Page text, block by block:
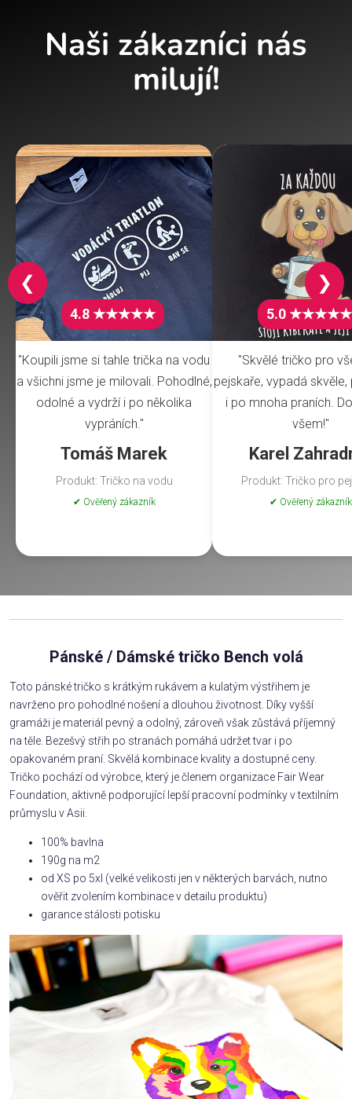
Naši zákazníci nás
milují!
4.8 ★★★★★
"Koupili jsme si tahle trička na vodu
a všichni jsme je milovali. Pohodlné,
odolné a vydrží i po několika
vypráních."
Tomáš Marek
Produkt: Tričko na vodu
✔ Ověřený zákazník
5.0 ★★★★★
"Skvělé tričko pro
pejskaře, vypadá
i po mnoha praních.
všem!"
Karel
Produkt: Tričko pro
✔ Ověřený zákazník
❮ ❯
Pánské / Dámské tričko Bench volá
Toto pánské tričko s krátkým rukávem a kulatým výstřihem je
navrženo pro pohodlné nošení a dlouhou životnost. Díky vyšší
gramáži je materiál pevný a odolný, zároveň však zůstává příjemný
na těle. Bezešvý střih po stranách pomáhá udržet tvar i po
opakovaném praní. Skvělá kombinace kvality a dostupné ceny.
Tričko pochází od výrobce, který je členem organizace Fair Wear
Foundation, aktivně podporující lepší pracovní podmínky v textilním
průmyslu v Asii.
100% bavlna
190g na m2
od XS po 5xl (velké velikosti jen v některých barvách, nutno
ověřit zvolením kombinace v detailu produktu)
garance stálosti potisku